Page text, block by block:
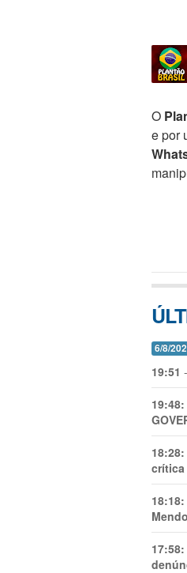
O
e por
6/8/
19:51 -
19:48:
18:28:
crítica
18:18:
17:58: